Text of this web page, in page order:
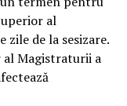
al
zile de la sesizare.
al Magistraturii a